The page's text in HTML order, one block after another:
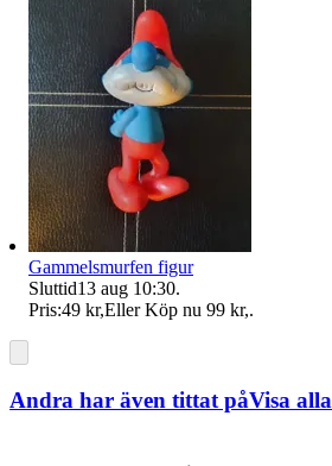
Gammelsmurfen figur
Sluttid13 aug 10:30.
Pris:49 kr,Eller Köp nu 99 kr,.
Andra har även tittat påVisa alla